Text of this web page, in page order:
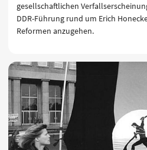
gesellschaftlichen
DDR-Führung rund um Erich
Reformen anzugehen.